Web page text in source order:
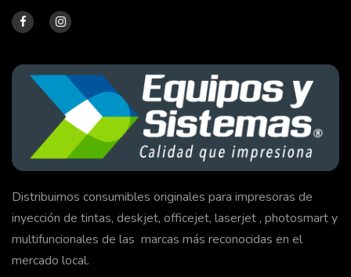
Distribuimos consumibles originales para impresoras de
inyección de tintas, deskjet, officejet, laserjet , photosmart y
multifuncionales de las marcas más reconocidas en el
mercado local.